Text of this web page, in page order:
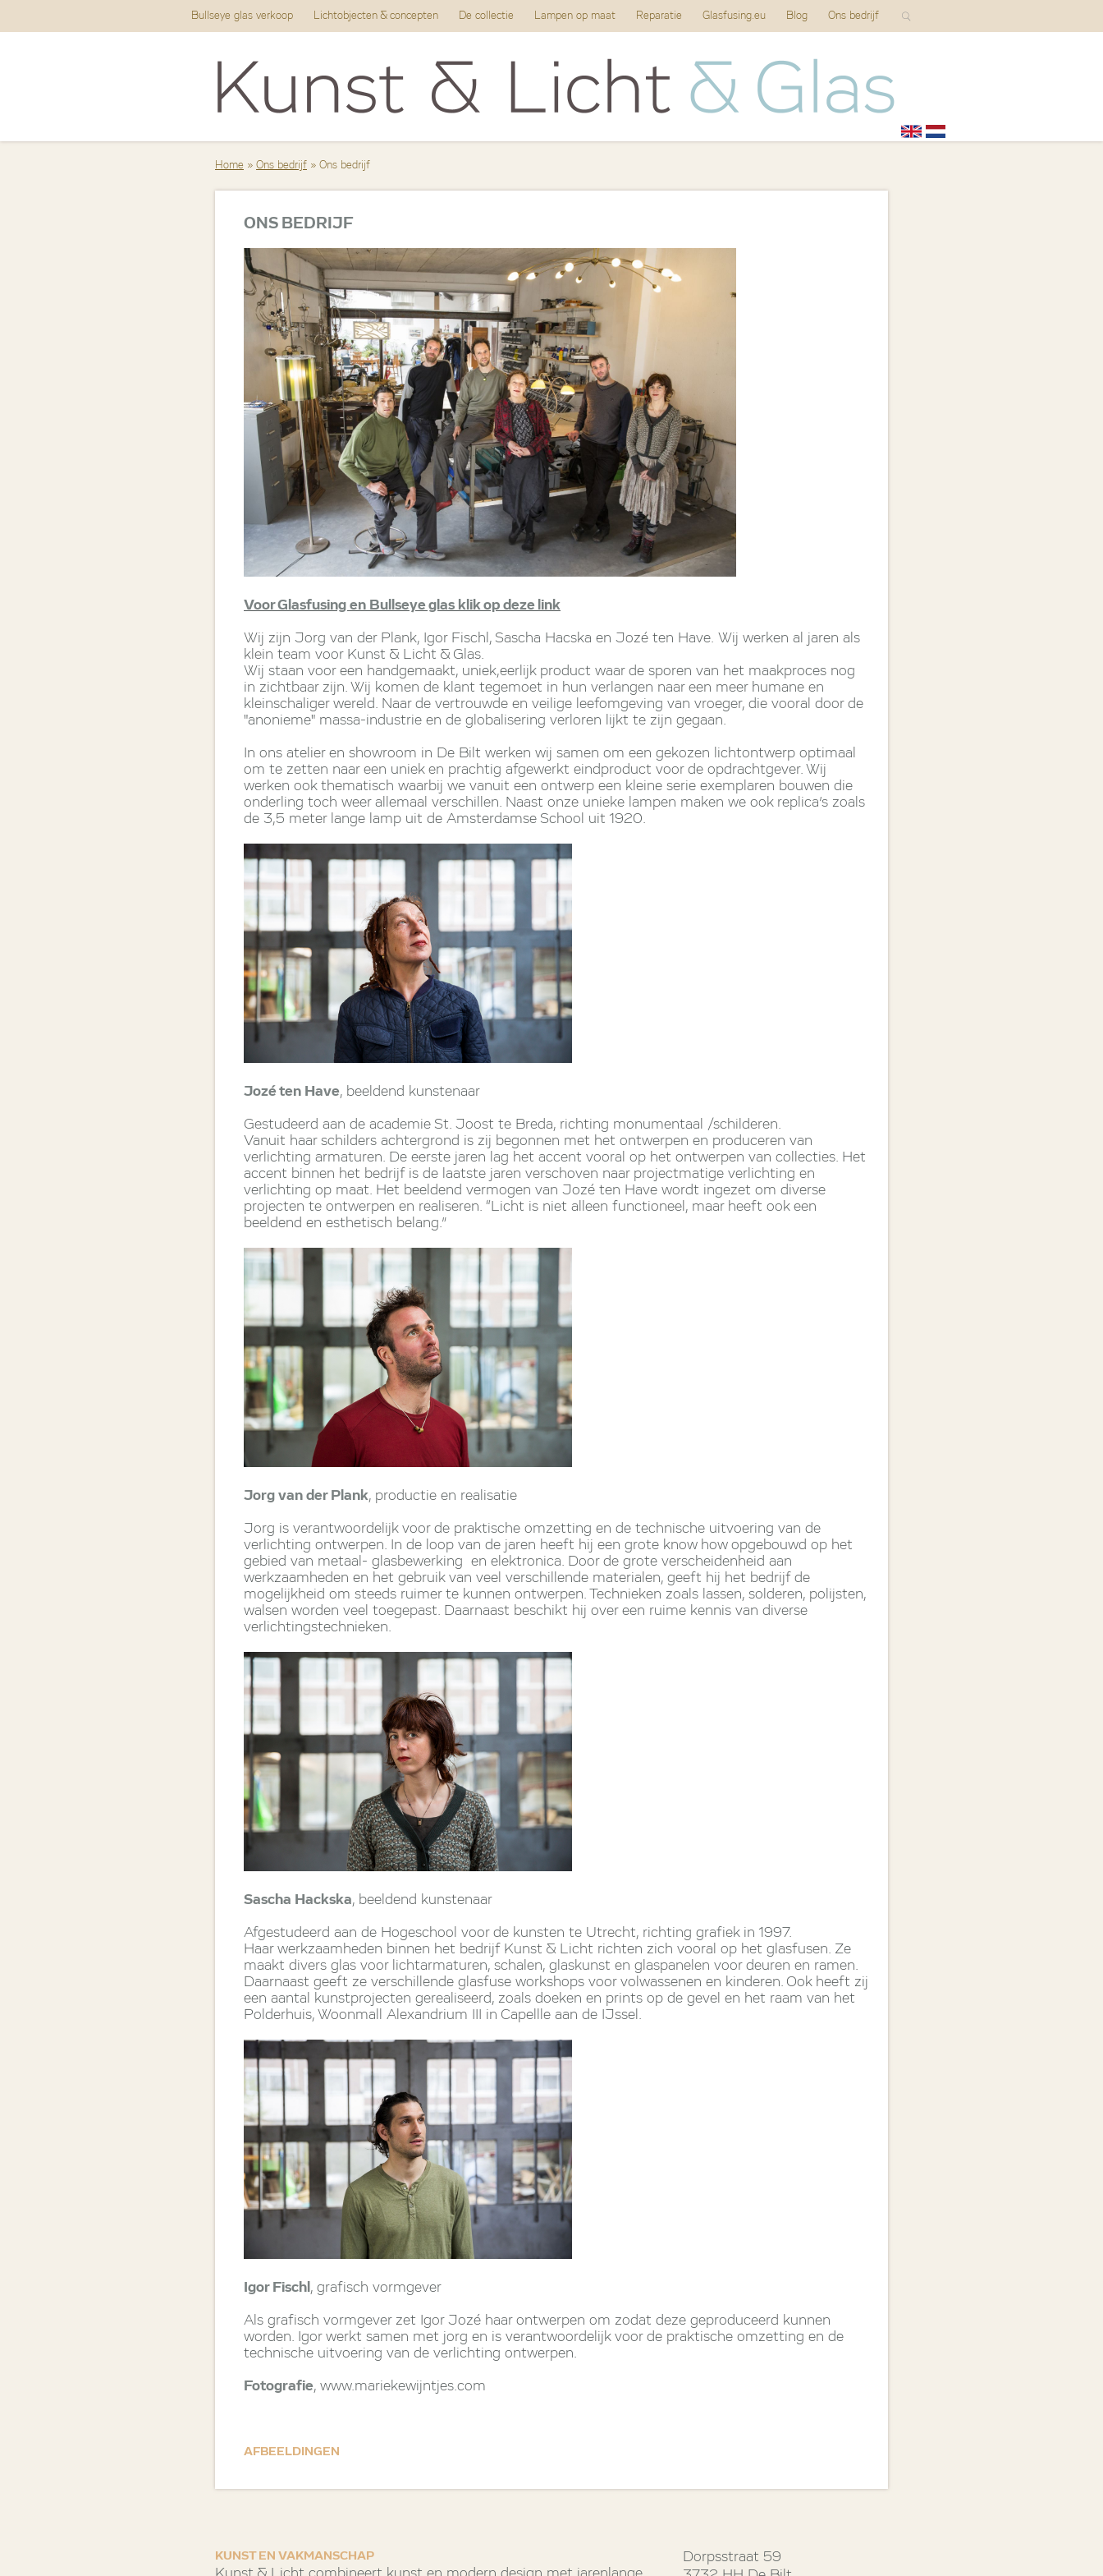
Bullseye glas verkoop Lichtobjecten & concepten De collectie Lampen op maat Reparatie Glasfusing.eu Blog Ons bedrijf
Home » Ons bedrijf » Ons bedrijf
ONS BEDRIJF
Voor Glasfusing en Bullseye glas klik op deze link
Wij zijn Jorg van der Plank, Igor Fischl, Sascha Hacska en Jozé ten Have. Wij werken al jaren als
klein team voor Kunst & Licht & Glas.
Wij staan voor een handgemaakt, uniek,eerlijk product waar de sporen van het maakproces nog
in zichtbaar zijn. Wij komen de klant tegemoet in hun verlangen naar een meer humane en
kleinschaliger wereld. Naar de vertrouwde en veilige leefomgeving van vroeger, die vooral door de
"anonieme" massa-industrie en de globalisering verloren lijkt te zijn gegaan.
In ons atelier en showroom in De Bilt werken wij samen om een gekozen lichtontwerp optimaal
om te zetten naar een uniek en prachtig afgewerkt eindproduct voor de opdrachtgever. Wij
werken ook thematisch waarbij we vanuit een ontwerp een kleine serie exemplaren bouwen die
onderling toch weer allemaal verschillen. Naast onze unieke lampen maken we ook replica’s zoals
de 3,5 meter lange lamp uit de Amsterdamse School uit 1920.
Jozé ten Have, beeldend kunstenaar
Gestudeerd aan de academie St. Joost te Breda, richting monumentaal /schilderen.
Vanuit haar schilders achtergrond is zij begonnen met het ontwerpen en produceren van
verlichting armaturen. De eerste jaren lag het accent vooral op het ontwerpen van collecties. Het
accent binnen het bedrijf is de laatste jaren verschoven naar projectmatige verlichting en
verlichting op maat. Het beeldend vermogen van Jozé ten Have wordt ingezet om diverse
projecten te ontwerpen en realiseren. “Licht is niet alleen functioneel, maar heeft ook een
beeldend en esthetisch belang.”
Jorg van der Plank, productie en realisatie
Jorg is verantwoordelijk voor de praktische omzetting en de technische uitvoering van de
verlichting ontwerpen. In de loop van de jaren heeft hij een grote know how opgebouwd op het
gebied van metaal- glasbewerking en elektronica. Door de grote verscheidenheid aan
werkzaamheden en het gebruik van veel verschillende materialen, geeft hij het bedrijf de
mogelijkheid om steeds ruimer te kunnen ontwerpen. Technieken zoals lassen, solderen, polijsten,
walsen worden veel toegepast. Daarnaast beschikt hij over een ruime kennis van diverse
verlichtingstechnieken.
Sascha Hackska, beeldend kunstenaar
Afgestudeerd aan de Hogeschool voor de kunsten te Utrecht, richting grafiek in 1997.
Haar werkzaamheden binnen het bedrijf Kunst & Licht richten zich vooral op het glasfusen. Ze
maakt divers glas voor lichtarmaturen, schalen, glaskunst en glaspanelen voor deuren en ramen.
Daarnaast geeft ze verschillende glasfuse workshops voor volwassenen en kinderen. Ook heeft zij
een aantal kunstprojecten gerealiseerd, zoals doeken en prints op de gevel en het raam van het
Polderhuis, Woonmall Alexandrium III in Capellle aan de IJssel.
Igor Fischl , grafisch vormgever
Als grafisch vormgever zet Igor Jozé haar ontwerpen om zodat deze geproduceerd kunnen
worden. Igor werkt samen met jorg en is verantwoordelijk voor de praktische omzetting en de
technische uitvoering van de verlichting ontwerpen.
Fotografie, www.mariekewijntjes.com
AFBEELDINGEN
KUNST EN VAKMANSCHAP
Dorpsstraat 59